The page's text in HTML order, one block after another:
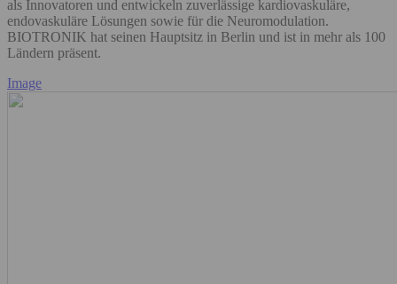
als Innovatoren und entwickeln zuverlässige kardiovaskuläre,
endovaskuläre Lösungen sowie für die Neuromodulation.
BIOTRONIK hat seinen Hauptsitz in Berlin und ist in mehr als 100
Ländern präsent.
Image